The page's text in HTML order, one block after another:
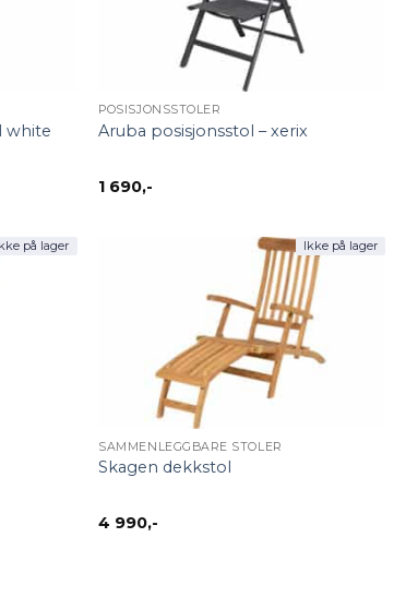
white
POSISJONSSTOLER
Aruba posisjonsstol – xerix
1 690,-
på lager Ikke på lager
SAMMENLEGGBARE STOLER
Skagen dekkstol
4 990,-